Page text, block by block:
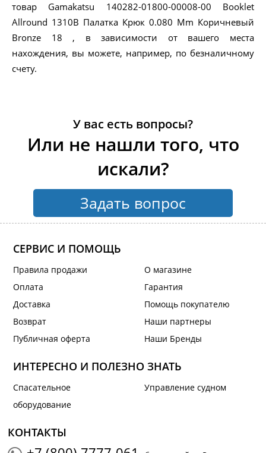
товар Gamakatsu 140282-01800-00008-00 Booklet
Allround 1310B Палатка Крюк 0.080 Mm Коричневый
Bronze 18 , в зависимости от вашего места
нахождения, вы можете, например, по безналичному
счету.
У вас есть вопросы?
Или не нашли того, что
искали?
Задать вопрос
СЕРВИС И ПОМОЩЬ
Правила продажи
Оплата
Доставка
Возврат
Публичная оферта
О магазине
Гарантия
Помощь покупателю
Наши партнеры
Наши Бренды
ИНТЕРЕСНО И ПОЛЕЗНО ЗНАТЬ
Спасательное
оборудование
Управление судном
КОНТАКТЫ